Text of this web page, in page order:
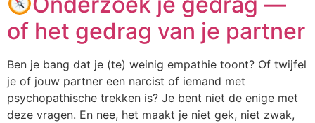
of het gedrag van je partner
Ben je bang dat je (te) weinig empathie toont? Of twijfel
je of jouw partner een narcist of iemand met
psychopathische trekken is? Je bent niet de enige met
deze vragen. En nee, het maakt je niet gek, niet zwak,